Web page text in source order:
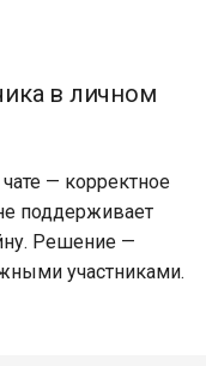
в личном
— корректное
поддерживает
Решение —
участниками.